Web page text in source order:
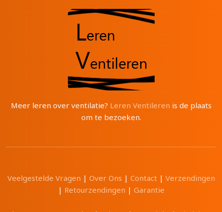
Meer leren over ventilatie? Leren Ventileren is de plaats
om te bezoeken.
Veelgestelde Vragen | Over Ons | Contact| Verzendingen
| Retourzendingen | Garantie